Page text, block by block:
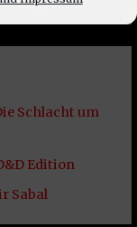
Schlacht um
Edition
Sabal